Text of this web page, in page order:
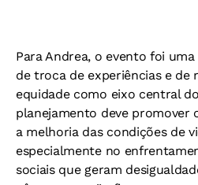
Para Andrea, o evento foi
de troca de experiências e de
equidade como eixo central
planejamento deve promover
a melhoria das condições de
especialmente no
sociais que geram